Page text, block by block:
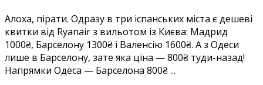
800₴,
Мадрид
1000₴,
Валенсія
1600₴.
Алоха, пірати. Одразу в три іспанських міста є дешеві
квитки від Ryanair з вильотом із Києва: Мадрид
1000₴, Барселону 1300₴ і Валенсію 1600₴. А з Одеси
лише в Барселону, зате яка ціна — 800₴ туди-назад!
Напрямки Одеса — Барселона 800₴ ...